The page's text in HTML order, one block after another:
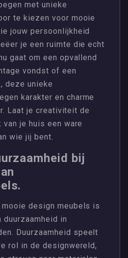
met unieke
te kiezen voor mooie
jouw persoonlijkheid
je een ruimte die echt
gaat om een opvallend
vondst of een
deze unieke
karakter en charme
Laat je creativiteit de
je huis een ware
wie jij bent.
bij
design meubels is
in
Duurzaamheid speelt
rol in de designwereld,